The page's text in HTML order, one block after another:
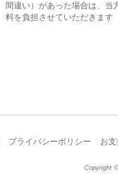
間違い）があった場合は、当
料を負担させていただきます
プライバシーポリシー お
Copyright